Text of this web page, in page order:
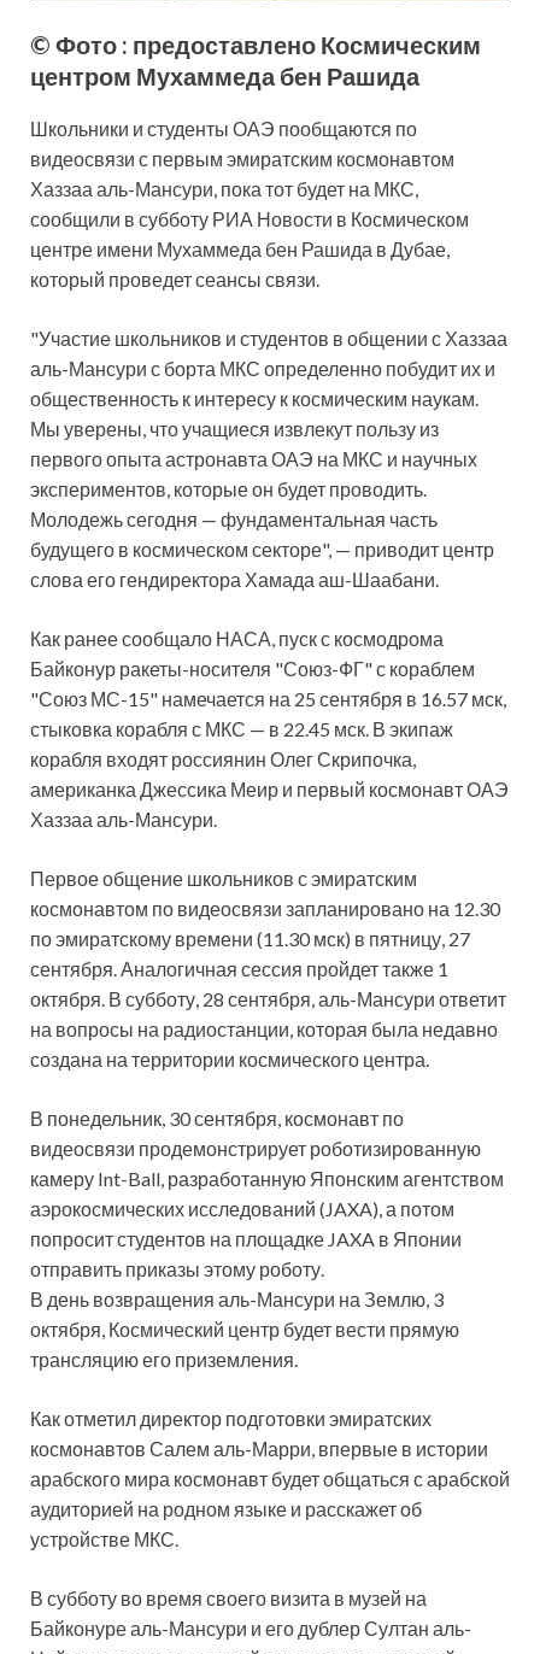
© Фото : предоставлено Космическим
центром Мухаммеда бен Рашида
Школьники и студенты ОАЭ пообщаются по
видеосвязи с первым эмиратским космонавтом
Хаззаа аль-Мансури, пока тот будет на МКС,
сообщили в субботу РИА Новости в Космическом
центре имени Мухаммеда бен Рашида в Дубае,
который проведет сеансы связи.
"Участие школьников и студентов в общении с Хаззаа
аль-Мансури с борта МКС определенно побудит их и
общественность к интересу к космическим наукам.
Мы уверены, что учащиеся извлекут пользу из
первого опыта астронавта ОАЭ на МКС и научных
экспериментов, которые он будет проводить.
Молодежь сегодня — фундаментальная часть
будущего в космическом секторе", — приводит центр
слова его гендиректора Хамада аш-Шаабани.
Как ранее сообщало НАСА, пуск с космодрома
Байконур ракеты-носителя "Союз-ФГ" с кораблем
"Союз МС-15" намечается на 25 сентября в 16.57 мск,
стыковка корабля с МКС — в 22.45 мск. В экипаж
корабля входят россиянин Олег Скрипочка,
американка Джессика Меир и первый космонавт ОАЭ
Хаззаа аль-Мансури.
Первое общение школьников с эмиратским
космонавтом по видеосвязи запланировано на 12.30
по эмиратскому времени (11.30 мск) в пятницу, 27
сентября. Аналогичная сессия пройдет также 1
октября. В субботу, 28 сентября, аль-Мансури ответит
на вопросы на радиостанции, которая была недавно
создана на территории космического центра.
В понедельник, 30 сентября, космонавт по
видеосвязи продемонстрирует роботизированную
камеру Int-Ball, разработанную Японским агентством
аэрокосмических исследований (JAXA), а потом
попросит студентов на площадке JAXA в Японии
отправить приказы этому роботу.
В день возвращения аль-Мансури на Землю, 3
октября, Космический центр будет вести прямую
трансляцию его приземления.
Как отметил директор подготовки эмиратских
космонавтов Салем аль-Марри, впервые в истории
арабского мира космонавт будет общаться с арабской
аудиторией на родном языке и расскажет об
устройстве МКС.
В субботу во время своего визита в музей на
Байконуре аль-Мансури и его дублер Султан аль-